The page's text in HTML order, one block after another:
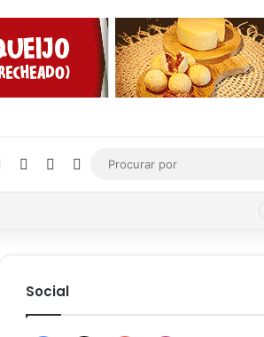
Facebook YouTubeInstagram
Social